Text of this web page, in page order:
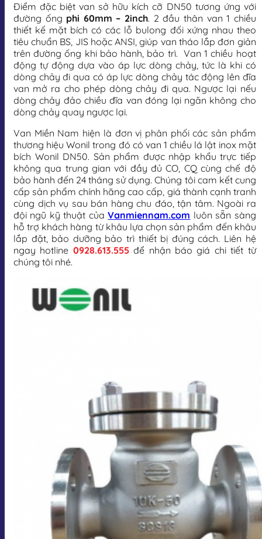
Điểm đặc biệt van sở hữu kích cỡ DN50 tương ứng với
đường ống phi 60mm – 2inch. 2 đầu thân van 1 chiều
thiết kế mặt bích có các lỗ bulong đối xứng nhau theo
tiêu chuẩn BS, JIS hoặc ANSI, giúp van tháo lắp đơn giản
trên đường ống khi bảo hành, bảo trì. Van 1 chiều hoạt
động tự động dựa vào áp lực dòng chảy, tức là khi có
dòng chảy đi qua có áp lực dòng chảy tác động lên đĩa
van mở ra cho phép dòng chảy đi qua. Ngược lại nếu
dòng chảy đảo chiều đĩa van đóng lại ngăn không cho
dòng chảy quay ngược lại.
Van Miền Nam hiện là đơn vị phân phối các sản phẩm
thương hiệu Wonil trong đó có van 1 chiều lá lật inox mặt
bích Wonil DN50. Sản phẩm được nhập khẩu trực tiếp
không qua trung gian với đầy đủ CO, CQ cùng chế độ
bảo hành đến 24 tháng sử dụng. Chúng tôi cam kết cung
cấp sản phẩm chính hãng cao cấp, giá thành cạnh tranh
cùng dịch vụ sau bán hàng chu đáo, tận tâm. Ngoài ra
đội ngũ kỹ thuật củaVanmiennam.com luôn sẵn sàng
hỗ trợ khách hàng từ khâu lựa chọn sản phẩm đến khâu
lắp đặt, bảo dưỡng bảo trì thiết bị đúng cách. Liên hệ
ngay hotline 0928.613.555 để nhận báo giá chi tiết từ
chúng tôi nhé.